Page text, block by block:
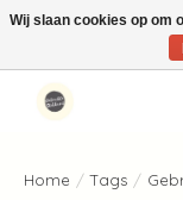
Standaard verzending
Home / Tags /
Wij slaan cookies op om